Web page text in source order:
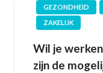
GEZONDHEID
ZAKELIJK
Wil je
zijn de